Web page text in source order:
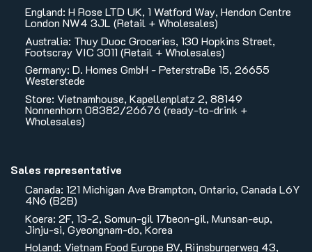
England: H Rose LTD UK, 1 Watford Way, Hendon Centre
London NW4 3JL (Retail + Wholesales)
Australia: Thuy Duoc Groceries, 130 Hopkins Street,
Footscray VIC 3011 (Retail + Wholesales)
Germany: D. Homes GmbH - PeterstraBe 15, 26655
Westerstede
Store: Vietnamhouse, Kapellenplatz 2, 88149
Nonnenhorn 08382/26676 (ready-to-drink +
Wholesales)
Sales representative
Canada: 121 Michigan Ave Brampton, Ontario, Canada L6Y
4N6 (B2B)
Koera: 2F, 13-2, Somun-gil 17beon-gil, Munsan-eup,
Jinju-si, Gyeongnam-do, Korea
Holand: Vietnam Food Europe BV, Rijnsburgerweg 43,